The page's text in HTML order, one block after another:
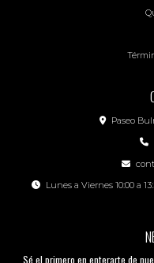
Paseo
Lunes a Viernes 10:00 a
Sé el primero en enterarte de